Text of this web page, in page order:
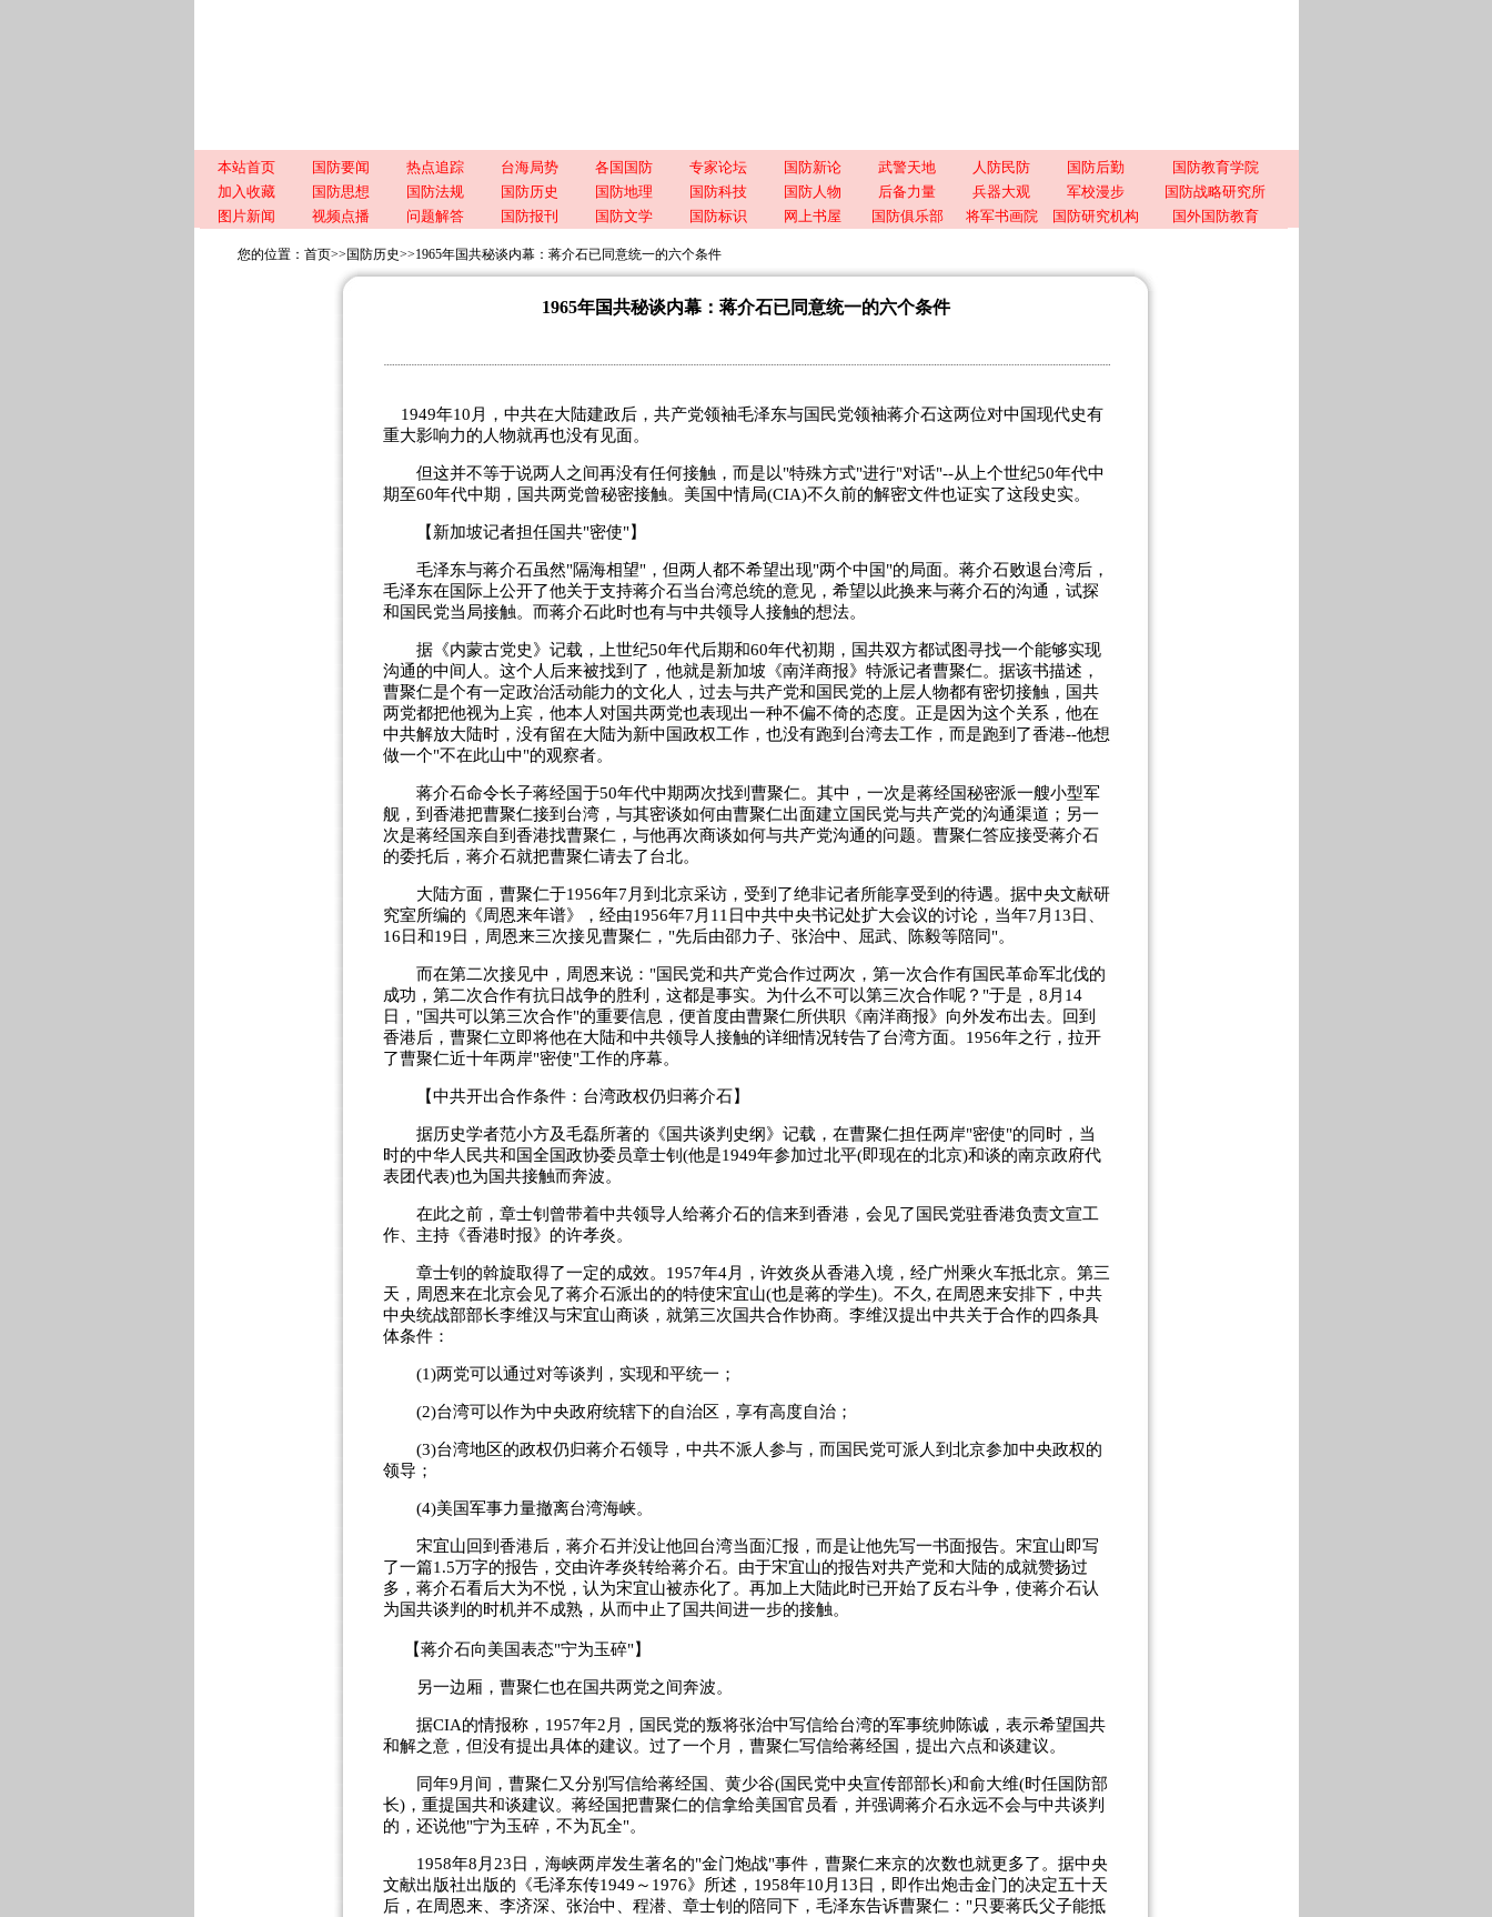
本站首页 国防要闻 热点追踪 台海局势 各国国防 专家论坛 国防新论 武警天地 人防民防 国防后勤
国防教育学院
加入收藏
国防思想 国防法规 国防历史 国防地理 国防科技 国防人物 后备力量 兵器大观 军校漫步
国防战略研究所
图片新闻
视频点播 问题解答 国防报刊 国防文学 国防标识 网上书屋 国防俱乐部 将军书画院 国防研究机构 国外国防教育
您的位置： 首页>> 国防历史>>1965年国共秘谈内幕：蒋介石已同意统一的六个条件
1965年国共秘谈内幕：蒋介石已同意统一的六个条件
1949年10月，中共在大陆建政后，共产党领袖毛泽东与国民党领袖蒋介石这两位对中国现代史有
重大影响力的人物就再也没有见面。
但这并不等于说两人之间再没有任何接触，而是以"特殊方式"进行"对话"--从上个世纪50年代中
期至60年代中期，国共两党曾秘密接触。美国中情局(CIA)不久前的解密文件也证实了这段史实。
【新加坡记者担任国共"密使"】
毛泽东与蒋介石虽然"隔海相望"，但两人都不希望出现"两个中国"的局面。蒋介石败退台湾后，
毛泽东在国际上公开了他关于支持蒋介石当台湾总统的意见，希望以此换来与蒋介石的沟通，试探
和国民党当局接触。而蒋介石此时也有与中共领导人接触的想法。
据《内蒙古党史》记载，上世纪50年代后期和60年代初期，国共双方都试图寻找一个能够实现
沟通的中间人。这个人后来被找到了，他就是新加坡《南洋商报》特派记者曹聚仁。据该书描述，
曹聚仁是个有一定政治活动能力的文化人，过去与共产党和国民党的上层人物都有密切接触，国共
两党都把他视为上宾，他本人对国共两党也表现出一种不偏不倚的态度。正是因为这个关系，他在
中共解放大陆时，没有留在大陆为新中国政权工作，也没有跑到台湾去工作，而是跑到了香港--他想
做一个"不在此山中"的观察者。
蒋介石命令长子蒋经国于50年代中期两次找到曹聚仁。其中，一次是蒋经国秘密派一艘小型军
舰，到香港把曹聚仁接到台湾，与其密谈如何由曹聚仁出面建立国民党与共产党的沟通渠道；另一
次是蒋经国亲自到香港找曹聚仁，与他再次商谈如何与共产党沟通的问题。曹聚仁答应接受蒋介石
的委托后，蒋介石就把曹聚仁请去了台北。
大陆方面，曹聚仁于1956年7月到北京采访，受到了绝非记者所能享受到的待遇。据中央文献研
究室所编的《周恩来年谱》，经由1956年7月11日中共中央书记处扩大会议的讨论，当年7月13日、
16日和19日，周恩来三次接见曹聚仁，"先后由邵力子、张治中、屈武、陈毅等陪同"。
而在第二次接见中，周恩来说："国民党和共产党合作过两次，第一次合作有国民革命军北伐的
成功，第二次合作有抗日战争的胜利，这都是事实。为什么不可以第三次合作呢？"于是，8月14
日，"国共可以第三次合作"的重要信息，便首度由曹聚仁所供职《南洋商报》向外发布出去。回到
香港后，曹聚仁立即将他在大陆和中共领导人接触的详细情况转告了台湾方面。1956年之行，拉开
了曹聚仁近十年两岸"密使"工作的序幕。
【中共开出合作条件：台湾政权仍归蒋介石】
据历史学者范小方及毛磊所著的《国共谈判史纲》记载，在曹聚仁担任两岸"密使"的同时，当
时的中华人民共和国全国政协委员章士钊(他是1949年参加过北平(即现在的北京)和谈的南京政府代
表团代表)也为国共接触而奔波。
在此之前，章士钊曾带着中共领导人给蒋介石的信来到香港，会见了国民党驻香港负责文宣工
作、主持《香港时报》的许孝炎。
章士钊的斡旋取得了一定的成效。1957年4月，许效炎从香港入境，经广州乘火车抵北京。第三
天，周恩来在北京会见了蒋介石派出的的特使宋宜山(也是蒋的学生)。不久, 在周恩来安排下，中共
中央统战部部长李维汉与宋宜山商谈，就第三次国共合作协商。李维汉提出中共关于合作的四条具
体条件：
(1)两党可以通过对等谈判，实现和平统一；
(2)台湾可以作为中央政府统辖下的自治区，享有高度自治；
(3)台湾地区的政权仍归蒋介石领导，中共不派人参与，而国民党可派人到北京参加中央政权的
领导；
(4)美国军事力量撤离台湾海峡。
宋宜山回到香港后，蒋介石并没让他回台湾当面汇报，而是让他先写一书面报告。宋宜山即写
了一篇1.5万字的报告，交由许孝炎转给蒋介石。由于宋宜山的报告对共产党和大陆的成就赞扬过
多，蒋介石看后大为不悦，认为宋宜山被赤化了。再加上大陆此时已开始了反右斗争，使蒋介石认
为国共谈判的时机并不成熟，从而中止了国共间进一步的接触。
【蒋介石向美国表态"宁为玉碎"】
另一边厢，曹聚仁也在国共两党之间奔波。
据CIA的情报称，1957年2月，国民党的叛将张治中写信给台湾的军事统帅陈诚，表示希望国共
和解之意，但没有提出具体的建议。过了一个月，曹聚仁写信给蒋经国，提出六点和谈建议。
同年9月间，曹聚仁又分别写信给蒋经国、黄少谷(国民党中央宣传部部长)和俞大维(时任国防部
长)，重提国共和谈建议。蒋经国把曹聚仁的信拿给美国官员看，并强调蒋介石永远不会与中共谈判
的，还说他"宁为玉碎，不为瓦全"。
1958年8月23日，海峡两岸发生著名的"金门炮战"事件，曹聚仁来京的次数也就更多了。据中央
文献出版社出版的《毛泽东传1949～1976》所述，1958年10月13日，即作出炮击金门的决定五十天
后，在周恩来、李济深、张治中、程潜、章士钊的陪同下，毛泽东告诉曹聚仁："只要蒋氏父子能抵